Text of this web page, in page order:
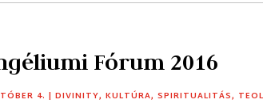
Fórum 2016
4. |DIVINITY,KULTÚRA,SPIRITUALITÁS,